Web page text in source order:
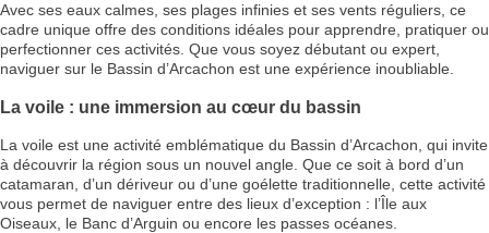
Avec ses eaux calmes, ses plages infinies et ses vents réguliers, ce
cadre unique offre des conditions idéales pour apprendre, pratiquer ou
perfectionner ces activités. Que vous soyez débutant ou expert,
naviguer sur le Bassin d’Arcachon est une expérience inoubliable.
La voile : une immersion au cœur du bassin
La voile est une activité emblématique du Bassin d’Arcachon, qui invite
à découvrir la région sous un nouvel angle. Que ce soit à bord d’un
catamaran, d’un dériveur ou d’une goélette traditionnelle, cette activité
vous permet de naviguer entre des lieux d’exception : l’Île aux
Oiseaux, le Banc d’Arguin ou encore les passes océanes.